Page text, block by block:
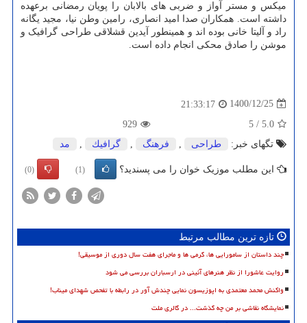
میکس و مستر آواز و ضربی های بالابان را پویان رمضانی برعهده
داشته است. همکاران صدا امید انصاری، رامین وطن نیا، مجید یگانه
راد و آلیتا خانی بوده اند و همینطور آیدین قشلاقی طراحی گرافیک و
موشن را صادق محکی انجام داده است.
1400/12/25
21:33:17
5.0
/
5
929
تگهای خبر:
طراحی , فرهنگ , گرافیك , مد
این مطلب موزیک خوان را می پسندید؟ (1)
(0)
تازه ترین مطالب مرتبط
چند داستان از سامورایی ها، گرمی ها و ماجرای هفت سال دوری از موسیقی!
روایت عاشورا از نظر هنرهای آئینی در ارسباران بررسی می شود
واکنش محمد معتمدی به اپوزیسون نمایی چندش آور در رابطه با تفحص شهدای میناب!
نمایشگاه نقاشی بر من چه گذشت... در گالری ملت